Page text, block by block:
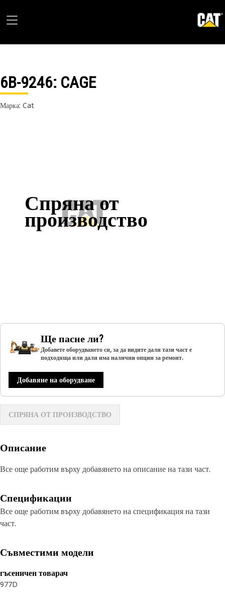
6B-9246: CAGE
Марка: Cat
Спряна от
производство
Ще пасне ли?
Добавете оборудването си, за да видите дали тази част е
подходяща или дали има налични опции за ремонт.
Добавяне на оборудване
СПРЯНА ОТ ПРОИЗВОДСТВО
Описание
Все още работим върху добавянето на описание на тази част.
Спецификации
Все още работим върху добавянето на спецификация на тази
част.
Съвместими модели
гъсеничен товарач
977D